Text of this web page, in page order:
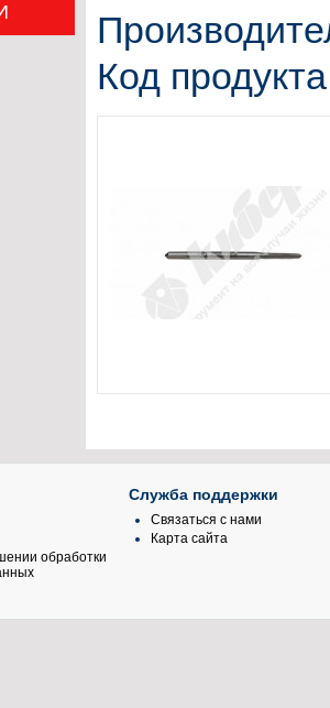
Код
обработки
Служба поддержки
Связаться с нами
Карта сайта